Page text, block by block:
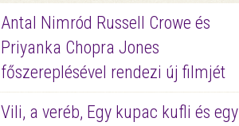
Antal Nimród Russell Crowe és
Priyanka Chopra Jones
főszereplésével rendezi új filmjét
Vili, a veréb, Egy kupac kufli és egy